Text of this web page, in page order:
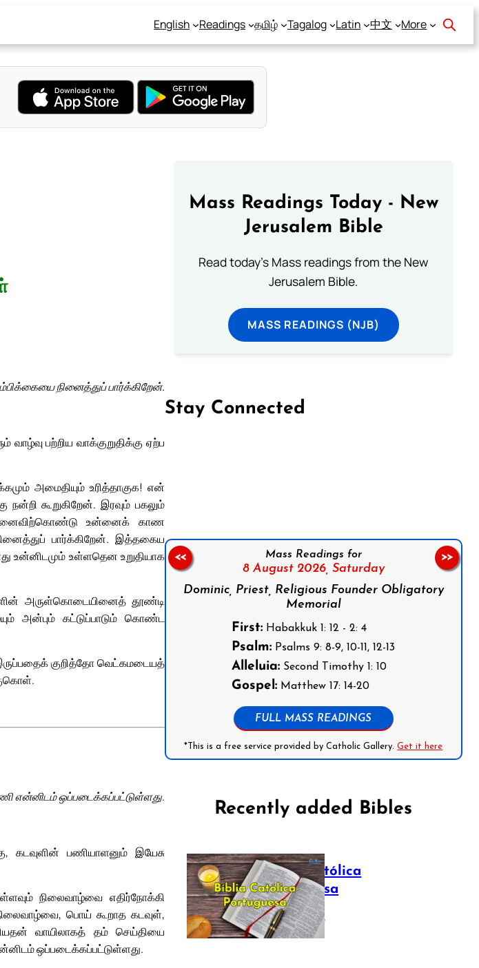
English Readings தமிழ் Tagalog Latin 中文 More
நினைத்துப் பார்க்கிறேன்.
பற்றிய வாக்குறுதிக்கு ஏற்ப
அமைதியும் உரித்தாகுக! என்
கூறுகிறேன். இரவும் பகலும்
உன்னைக் காண
பார்க்கிறேன். இத்தகைய
உன்னிடமும் உள்ளதென உறுதியாக
அருள்கொடையினைத் தூண்டி
அன்பும் கட்டுப்பாடும் கொண்ட
குறித்தோ வெட்கமடையத்
என்னிடம் ஒப்படைக்கப்பட்டுள்ளது.
கடவுளின் பணியாளனும் இயேசு
நிலைவாழ்வை எதிர்நோக்கி
பொய் கூறாத கடவுள்,
வாயிலாகத் தம் செய்தியை
ஒப்படைக்கப்பட்டுள்ளது.
Mass Readings Today - New
Jerusalem Bible
Read today's Mass readings from the New
Jerusalem Bible.
MASS READINGS (NJB)
Stay Connected
Mass Readings for
8 August 2026, Saturday
Dominic, Priest, Religious Founder Obligatory
Memorial
First: Habakkuk 1: 12 - 2: 4
Psalm: Psalms 9: 8-9, 10-11, 12-13
Alleluia: Second Timothy 1: 10
Gospel: Matthew 17: 14-20
FULL MASS READINGS
*This is a free service provided by Catholic Gallery.Get it here
<< >>
Recently added Bibles
Bíblia Católica
Portuguesa
July 16, 2025